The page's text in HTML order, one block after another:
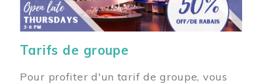
Tarifs de groupe
Pour profiter d'un tarif de groupe, vous